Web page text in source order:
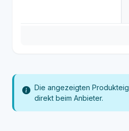
Die angezeigten
direkt beim Anbieter.